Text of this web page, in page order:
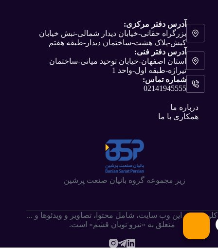
آدرس دفتر مرکزی:
بزرگراه حقانی-خیابان دیدار شمالی-نبش خیابان
کیش-پلاک هشت-ساختمان دیدار-طبقه هفتم
آدرس دفتر فنی:
استان اصفهان-خیابان توحید میانی-ساختمان
تیراژه-طبقه اول-واحد 1
شماره تماس:
02141945555
درباره ما
همکاری با ما
زیر مجموعه گروه بانیان صنعت پرشین
کلیه حقوق این وب سایت،‌ شامل محتوا، تصاویر و ویدئوها و ...
متعلق به «نیرو نویان قشم» است.